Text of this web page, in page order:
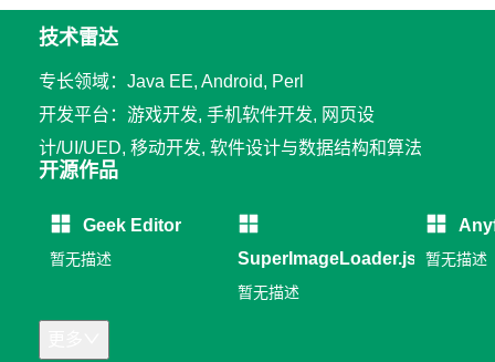
技术雷达
专长领域：Java EE, Android, Perl
开发平台：游戏开发, 手机软件开发, 网页设
计/UI/UED, 移动开发, 软件设计与数据结构和算法
开源作品
Geek Editor
暂无描述 SuperImageLoader.js
暂无描述
暂无描述